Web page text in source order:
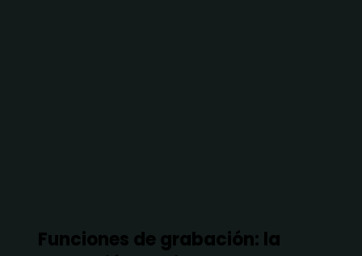
Funciones de grabación: la